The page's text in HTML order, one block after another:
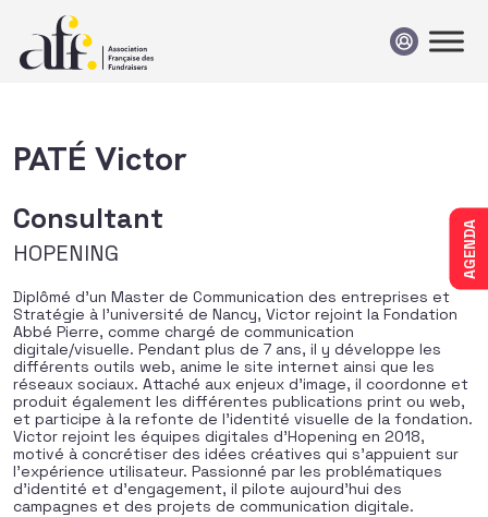
AGENDA
PATÉ Victor
Consultant
HOPENING
Diplômé d’un Master de Communication des entreprises et
Stratégie à l’université de Nancy, Victor rejoint la Fondation
Abbé Pierre, comme chargé de communication
digitale/visuelle. Pendant plus de 7 ans, il y développe les
différents outils web, anime le site internet ainsi que les
réseaux sociaux. Attaché aux enjeux d’image, il coordonne et
produit également les différentes publications print ou web,
et participe à la refonte de l’identité visuelle de la fondation.
Victor rejoint les équipes digitales d’Hopening en 2018,
motivé à concrétiser des idées créatives qui s’appuient sur
l’expérience utilisateur. Passionné par les problématiques
d’identité et d’engagement, il pilote aujourd’hui des
campagnes et des projets de communication digitale.